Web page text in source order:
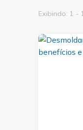
Exibindo: 1 -